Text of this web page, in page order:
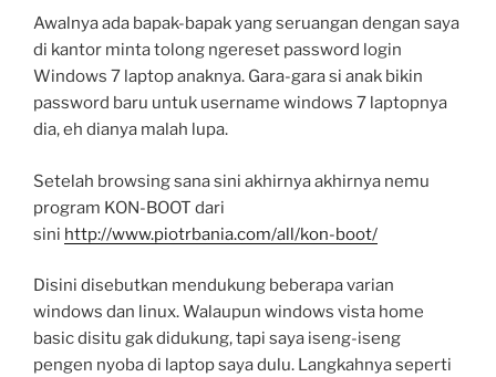
Awalnya ada bapak-bapak yang seruangan dengan saya
di kantor minta tolong ngereset password login
Windows 7 laptop anaknya. Gara-gara si anak bikin
password baru untuk username windows 7 laptopnya
dia, eh dianya malah lupa.
Setelah browsing sana sini akhirnya akhirnya nemu
program KON-BOOT dari
sini http://www.piotrbania.com/all/kon-boot/
Disini disebutkan mendukung beberapa varian
windows dan linux. Walaupun windows vista home
basic disitu gak didukung, tapi saya iseng-iseng
pengen nyoba di laptop saya dulu. Langkahnya seperti